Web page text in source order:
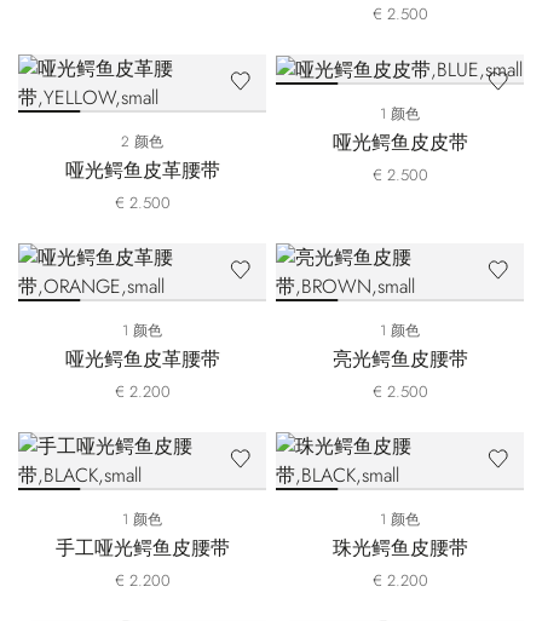
€ 2.500
2 颜色
哑光鳄鱼皮革腰带
€ 2.500
1 颜色
哑光鳄鱼皮皮带
€ 2.500
1 颜色
哑光鳄鱼皮革腰带
€ 2.200
1 颜色
亮光鳄鱼皮腰带
€ 2.500
1 颜色
手工哑光鳄鱼皮腰带
€ 2.200
1 颜色
珠光鳄鱼皮腰带
€ 2.200